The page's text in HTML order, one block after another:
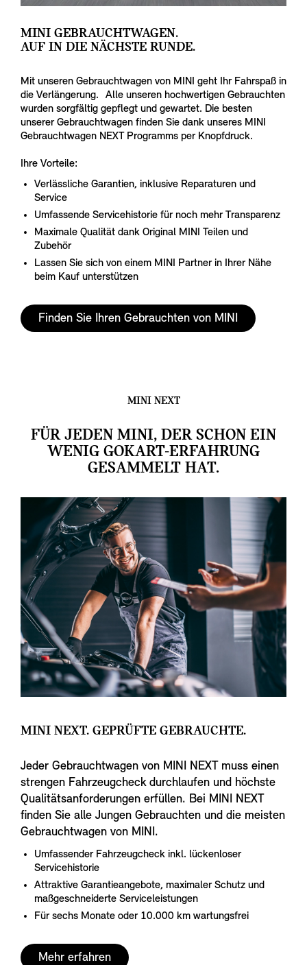
MINI GEBRAUCHTWAGEN.
AUF IN DIE NÄCHSTE RUNDE.
Mit unseren Gebrauchtwagen von MINI geht Ihr Fahrspaß in
die Verlängerung. Alle unseren hochwertigen Gebrauchten
wurden sorgfältig gepflegt und gewartet. Die besten
unserer Gebrauchtwagen finden Sie dank unseres MINI
Gebrauchtwagen NEXT Programms per Knopfdruck.
Ihre Vorteile:
Verlässliche Garantien, inklusive Reparaturen und
Service
Umfassende Servicehistorie für noch mehr Transparenz
Maximale Qualität dank Original MINI Teilen und
Zubehör
Lassen Sie sich von einem MINI Partner in Ihrer Nähe
beim Kauf unterstützen
Finden Sie Ihren Gebrauchten von MINI
MINI NEXT
FÜR JEDEN MINI, DER SCHON EIN
WENIG GOKART-ERFAHRUNG
GESAMMELT HAT.
MINI NEXT. GEPRÜFTE GEBRAUCHTE.
Jeder Gebrauchtwagen von MINI NEXT muss einen
strengen Fahrzeugcheck durchlaufen und höchste
Qualitätsanforderungen erfüllen. Bei MINI NEXT
finden Sie alle Jungen Gebrauchten und die meisten
Gebrauchtwagen von MINI.
Umfassender Fahrzeugcheck inkl. lückenloser
Servicehistorie
Attraktive Garantieangebote, maximaler Schutz und
maßgeschneiderte Serviceleistungen
Für sechs Monate oder 10.000 km wartungsfrei
Mehr erfahren